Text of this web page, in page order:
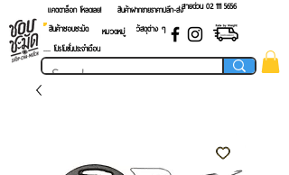
แคตตาล็อก โหลดเลย! สายด่วน 02 ​111 5656
สินค้าฝากขายราคาปลีก-ส่ง
สินค้าชอบชะมัด
หมวดหมู่
วัสดุต่าง ๆ
.... โปรโมชั่นประจำเดือน